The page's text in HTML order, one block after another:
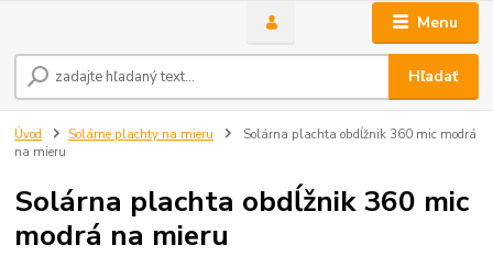
Menu
Hľadať
Úvod Solárne plachty na mieru
Solárna plachta obdĺžnik 360 mic modrá
na mieru
Solárna plachta obdĺžnik 360 mic
modrá na mieru